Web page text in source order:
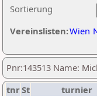
Sortierung
Vereinslisten:Wien
Pnr:143513 Name:
tnrSt turnier